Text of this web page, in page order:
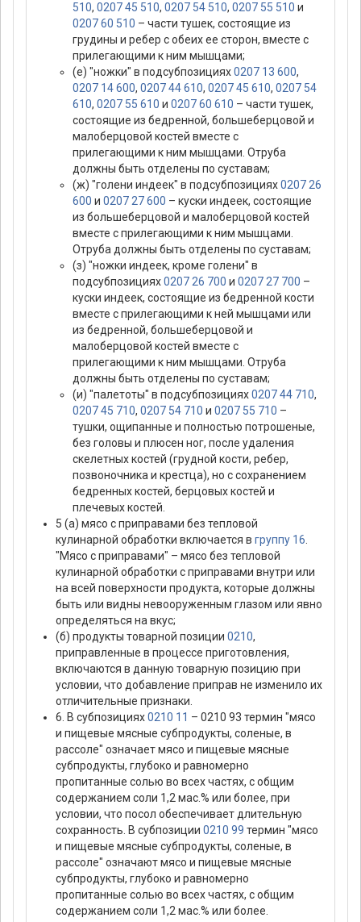
510, 0207 45 510, 0207 54 510, 0207 55 510 и
0207 60 510 – части тушек, состоящие из
грудины и ребер с обеих ее сторон, вместе с
прилегающими к ним мышцами;
(е) "ножки" в подсубпозициях0207 13 600,
0207 14 600, 0207 44 610, 0207 45 610, 0207 54
610, 0207 55 610 и 0207 60 610 – части тушек,
состоящие из бедренной, большеберцовой и
малоберцовой костей вместе с
прилегающими к ним мышцами. Отруба
должны быть отделены по суставам;
(ж) "голени индеек" в подсубпозициях0207 26
600 и 0207 27 600 – куски индеек, состоящие
из большеберцовой и малоберцовой костей
вместе с прилегающими к ним мышцами.
Отруба должны быть отделены по суставам;
(з) "ножки индеек, кроме голени" в
подсубпозициях0207 26 700 и 0207 27 700 –
куски индеек, состоящие из бедренной кости
вместе с прилегающими к ней мышцами или
из бедренной, большеберцовой и
малоберцовой костей вместе с
прилегающими к ним мышцами. Отруба
должны быть отделены по суставам;
(и) "палетоты" в подсубпозициях0207 44 710,
0207 45 710, 0207 54 710 и 0207 55 710 –
тушки, ощипанные и полностью потрошеные,
без головы и плюсен ног, после удаления
скелетных костей (грудной кости, ребер,
позвоночника и крестца), но с сохранением
бедренных костей, берцовых костей и
плечевых костей.
5 (а) мясо с приправами без тепловой
кулинарной обработки включается в группу 16
"Мясо с приправами" – мясо без тепловой
кулинарной обработки с приправами внутри или
на всей поверхности продукта, которые должны
быть или видны невооруженным глазом или явно
определяться на вкус;
(б) продукты товарной позиции 0210,
приправленные в процессе приготовления,
включаются в данную товарную позицию при
условии, что добавление приправ не изменило их
отличительные признаки.
6. В субпозициях0210 11 – 0210 93 термин "мясо
и пищевые мясные субпродукты, соленые, в
рассоле" означает мясо и пищевые мясные
субпродукты, глубоко и равномерно
пропитанные солью во всех частях, с общим
содержанием соли 1,2 мас.% или более, при
условии, что посол обеспечивает длительную
сохранность. В субпозиции 0210 99 термин "мясо
и пищевые мясные субпродукты, соленые, в
рассоле" означают мясо и пищевые мясные
субпродукты, глубоко и равномерно
пропитанные солью во всех частях, с общим
содержанием соли 1,2 мас.% или более.